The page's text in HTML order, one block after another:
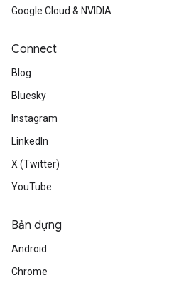
Google Cloud & NVIDIA
Connect
Blog
Bluesky
Instagram
LinkedIn
X (Twitter)
YouTube
Bản dựng
Android
Chrome